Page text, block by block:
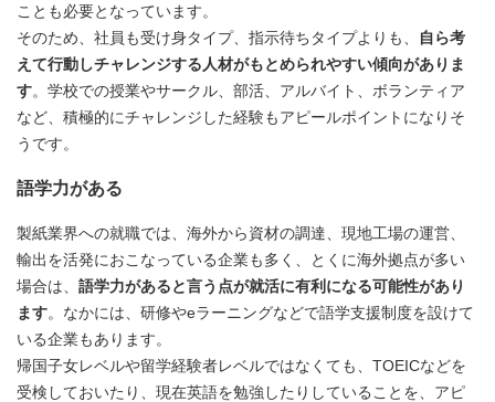
ことも必要となっています。
そのため、社員も受け身タイプ、指示待ちタイプよりも、
自ら考
えて行動しチャレンジする人材がもとめられやすい傾向がありま
す。学校での授業やサークル、部活、アルバイト、ボランティア
など、積極的にチャレンジした経験もアピールポイントになりそ
うです。
語学力がある
製紙業界への就職では、海外から資材の調達、現地工場の運営、
輸出を活発におこなっている企業も多く、とくに海外拠点が多い
場合は、 語学力があると言う点が就活に有利になる可能性があり
ます。なかには、研修やeラーニングなどで語学支援制度を設けて
いる企業もあります。
帰国子女レベルや留学経験者レベルではなくても、TOEICなどを
受検しておいたり、現在英語を勉強したりしていることを、アピ